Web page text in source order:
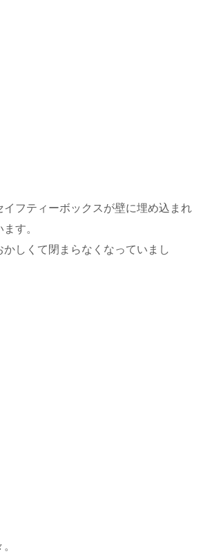
イフティーボックスが壁に埋め込まれ
す。
しくて閉まらなくなっていまし